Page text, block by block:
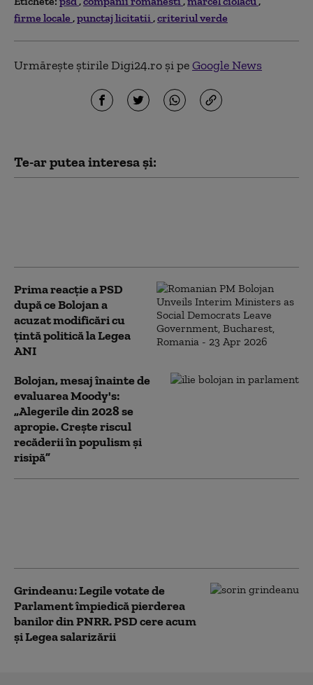
firme locale punctaj licitatii criteriul verde
Urmărește știrile Digi24.ro și peGoogle News
Te-ar putea interesa și:
Prima reacție a PSD
după ce Bolojan a
acuzat modificări cu
țintă politică la Legea
ANI
Bolojan, mesaj înainte de
evaluarea Moody's:
„Alegerile din 2028 se
apropie. Crește riscul
recăderii în populism și
risipă”
Grindeanu: Legile votate de
Parlament împiedică pierderea
banilor din PNRR. PSD cere acum
și Legea salarizării